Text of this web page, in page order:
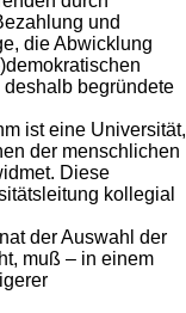
und
die Abwicklung
begründete
ist eine Universität,
der menschlichen
Diese
kollegial
der Auswahl der
muß – in einem